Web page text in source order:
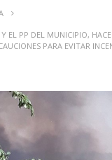
EL PP DEL MUNICIPIO,
PARA EVITAR